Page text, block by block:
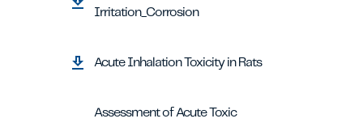
Irritation_Corrosion
Acute Inhalation Toxicity in Rats
Assessment of Acute Toxic